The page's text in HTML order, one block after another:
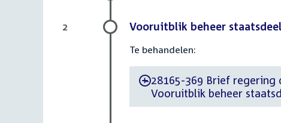
Vooruitblik beheer
Te behandelen:
-28165-369 Brief regering
Vooruitblik beheer
2